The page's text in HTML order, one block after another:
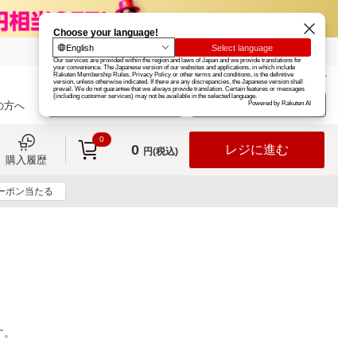
楽天グループ カード
お知らせ ヘルプ
方へ ログイン
購入履歴
0
0 円(税込) レジに進む
ポン当たる